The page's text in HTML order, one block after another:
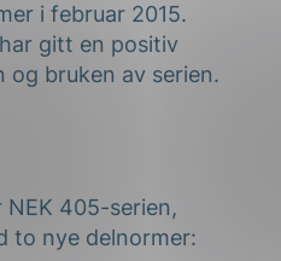
i februar 2015.
gitt en positiv
bruken av serien.
NEK 405-serien,
to nye delnormer: